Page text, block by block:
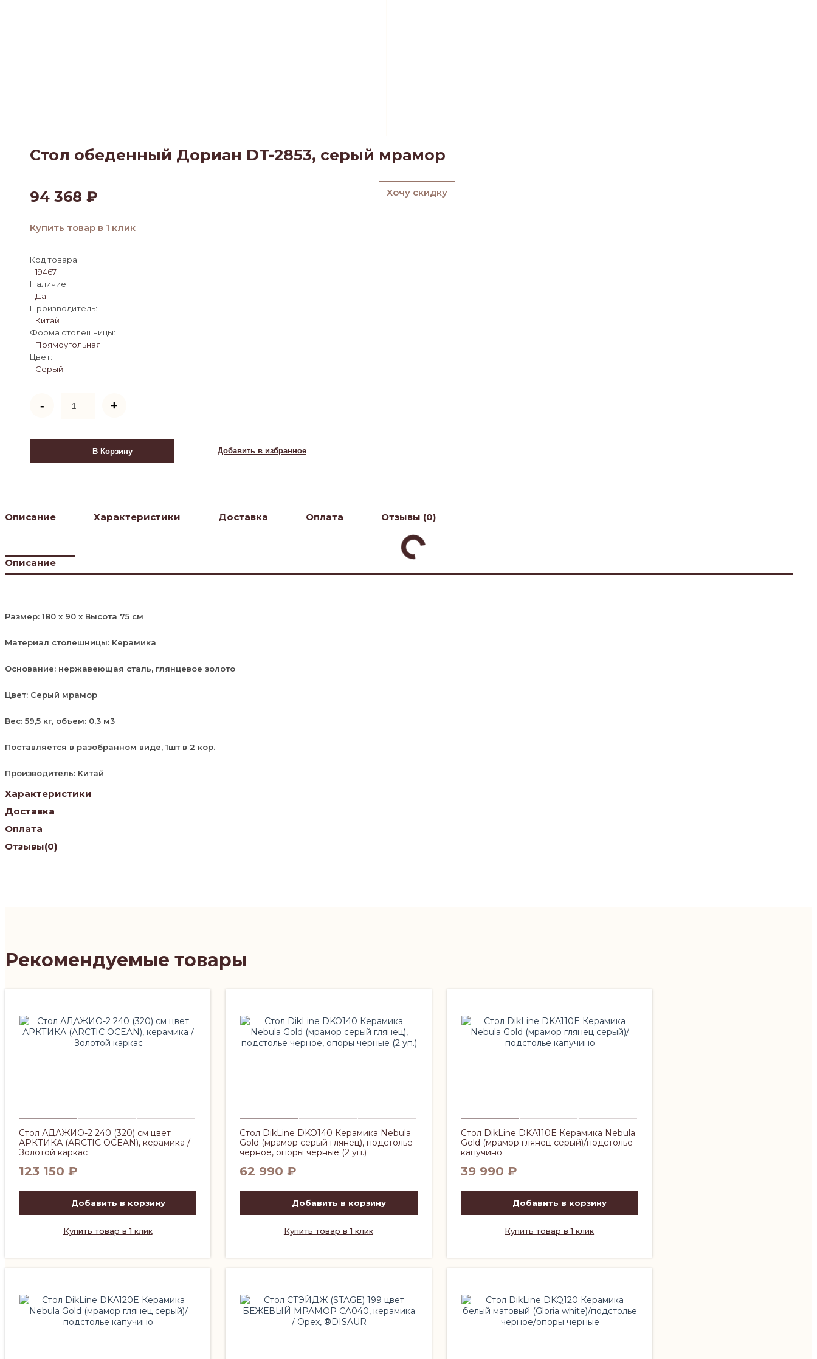
Стол обеденный Дориан DT-2853, серый мрамор
94 368 ₽ Хочу скидку
Купить товар в 1 клик
Код товара
19467
Наличие
Да
Производитель:
Китай
Форма столешницы:
Прямоугольная
Цвет:
Серый
-
товара
Дориан
2853,
+
В Корзину Добавить в избранное
Описание Характеристики Доставка Оплата Отзывы (0)
Описание
Размер: 180 х 90 х Высота 75 см
Материал столешницы: Керамика
Основание: нержавеющая сталь, глянцевое золото
Цвет: Серый мрамор
Вес: 59,5 кг, объем: 0,3 м3
Поставляется в разобранном виде, 1шт в 2 кор.
Производитель: Китай
Характеристики
Доставка
Оплата
Отзывы(0)
Рекомендуемые товары
Стол АДАЖИО-2 240 (320) см цвет
АРКТИКА (ARCTIC OCEAN), керамика /
Золотой каркас
123 150 ₽
Добавить в корзину
Купить товар в 1 клик
Стол DikLine DKO140 Керамика Nebula
Gold (мрамор серый глянец), подстолье
черное, опоры черные (2 уп.)
62 990₽
Добавить в корзину
Купить товар в 1 клик
Стол DikLine DKA110E Керамика Nebula
Gold (мрамор глянец серый)/подстолье
капучино
39 990 ₽
Добавить в корзину
Купить товар в 1 клик